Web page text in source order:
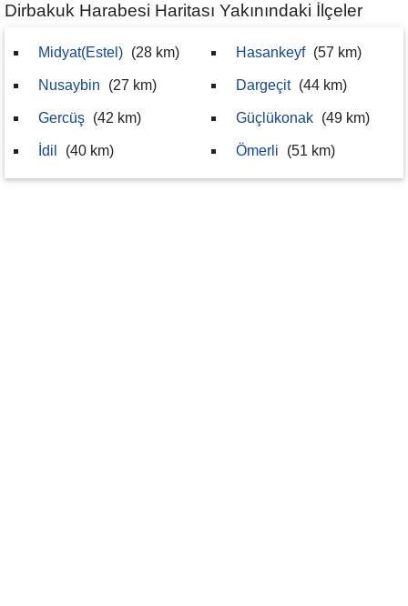
Dirbakuk Harabesi Haritası Yakınındaki İlçeler
Midyat(Estel) (28 km)
Nusaybin (27 km)
Gercüş (42 km)
İdil (40 km)
Hasankeyf (57 km)
Dargeçit (44 km)
Güçlükonak (49 km)
Ömerli (51 km)